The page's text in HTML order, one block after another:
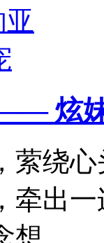
炫
绕心
牵出
。